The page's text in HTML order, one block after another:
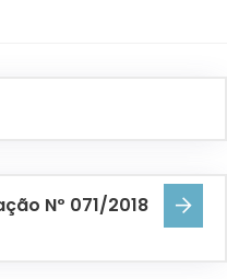
Nº 071/2018